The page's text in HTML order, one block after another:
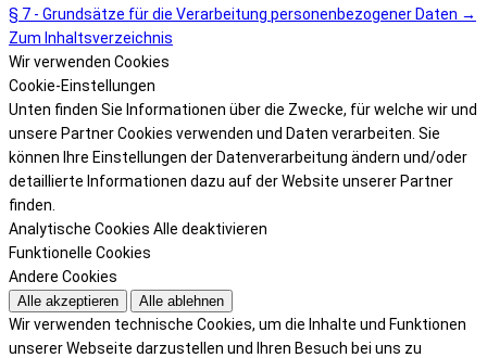
§ 7 - Grundsätze für die Verarbeitung personenbezogener Daten →
Zum Inhaltsverzeichnis
Wir verwenden Cookies
Cookie-Einstellungen
Unten finden Sie Informationen über die Zwecke, für welche wir und
unsere Partner Cookies verwenden und Daten verarbeiten. Sie
können Ihre Einstellungen der Datenverarbeitung ändern und/oder
detaillierte Informationen dazu auf der Website unserer Partner
finden.
Analytische Cookies Alle deaktivieren
Funktionelle Cookies
Andere Cookies
Alle akzeptieren Alle ablehnen
Wir verwenden technische Cookies, um die Inhalte und Funktionen
unserer Webseite darzustellen und Ihren Besuch bei uns zu